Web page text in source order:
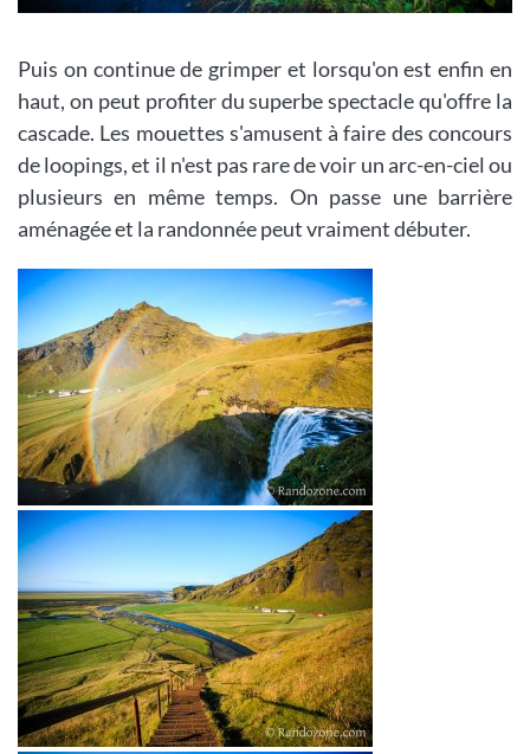
Puis on continue de grimper et lorsqu'on est enfin en
haut, on peut profiter du superbe spectacle qu'offre la
cascade. Les mouettes s'amusent à faire des concours
de loopings, et il n'est pas rare de voir un arc-en-ciel ou
plusieurs en même temps. On passe une barrière
aménagée et la randonnée peut vraiment débuter.